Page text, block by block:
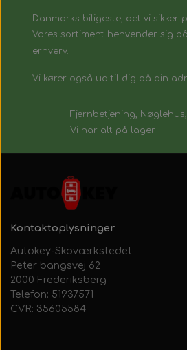
Danmarks biligeste, det vi sikker
Vores sortiment henvender sig
erhverv.
Vi kører også ud til dig på din
Fjernbetjening,
Vi har alt på lager !
Kontaktoplysninger
Autokey-Skoværkstedet
Peter bangsvej 62
2000 Frederiksberg
Telefon: 51937571
CVR: 35605584